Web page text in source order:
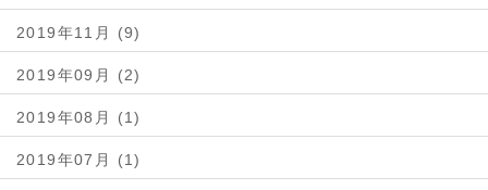
2019年11月 (9)
2019年09月 (2)
2019年08月 (1)
2019年07月 (1)